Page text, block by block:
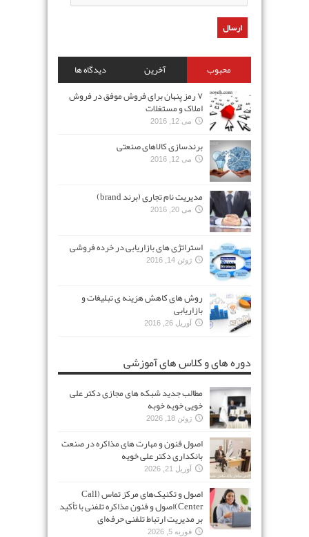
محبوب آخرین
دیدگاه ها
۷ رمز پنهان برای فروش موفق در فروش
املاک و مستغلات
می 12, 2016
برندسازی کالاهای صنعتی
می 12, 2016
مدیریت نام تجاری (برند brand)
می 20, 2016
استراتژی های بازاریابی در خرده فروشی
ژوئن 14, 2016
روش های کاهش هزینه ی تبلیغات و
بازاریابی
آوریل 26, 2016
دوره های و کلاس های آموزشی
مطالب جدید شبکه های مجازی دکتر علی
خویی خویه خوبه
ژوئن 18, 2026
اصول فنون و مهارت های مذاکره در صنعت
بانکداری دکتر علی خویه
آوریل 21, 2026
اصول و تکنیک‌های مرکز تماس (Call
Center)اصول و فنون مذاکره تلفنی با تأکید
بر مدیریت ارتباط تلفنی حرفه‌ای
فوریه 5, 2026